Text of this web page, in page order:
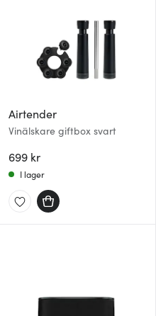
Airtender
Vinälskare giftbox svart
699 kr
I lager